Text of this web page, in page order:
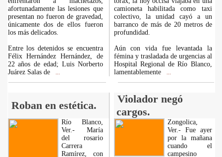
afortunadamente las lesiones que
presentan no fueron de gravedad,
únicamente dos de ellos fueron
los más delicados.
Entre los detenidos se encuentra
Félix Hernández Hernández, de
22 años de edad; Luis Norberto
Juárez Salas de
camioneta habilitada como taxi
colectivo, la unidad cayó a un
barranco de más de 20 metros de
profundidad.
Aún con vida fue levantada la
fémina y trasladada de urgencias al
Hospital Regional de Río Blanco,
lamentablemente
Roban en estética.
Violador negó
cargos.
Río Blanco,
Ver.- María
del rosario
Carrera
Ramírez, con
Zongolica,
Ver.- Fue ayer
por la mañana
cuando el
campesino